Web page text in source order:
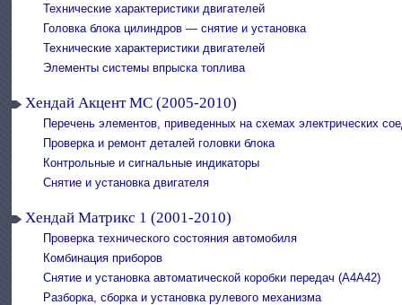
Технические характеристики двигателей
Головка блока цилиндров — снятие и установка
Технические характеристики двигателей
Элементы системы впрыска топлива
Хендай Акцент МС (2005-2010)
Перечень элементов, приведенных на схемах электрических
Проверка и ремонт деталей головки блока
Контрольные и сигнальные индикаторы
Снятие и установка двигателя
Хендай Матрикс 1 (2001-2010)
Проверка технического состояния автомобиля
Комбинация приборов
Снятие и установка автоматической коробки передач (A4A42)
Разборка, сборка и установка рулевого механизма